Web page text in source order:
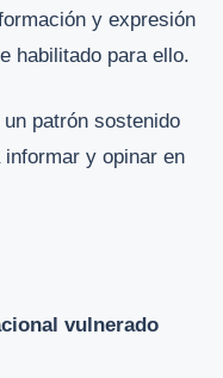
y expresión
habilitado para ello.
patrón sostenido
y opinar en
vulnerado